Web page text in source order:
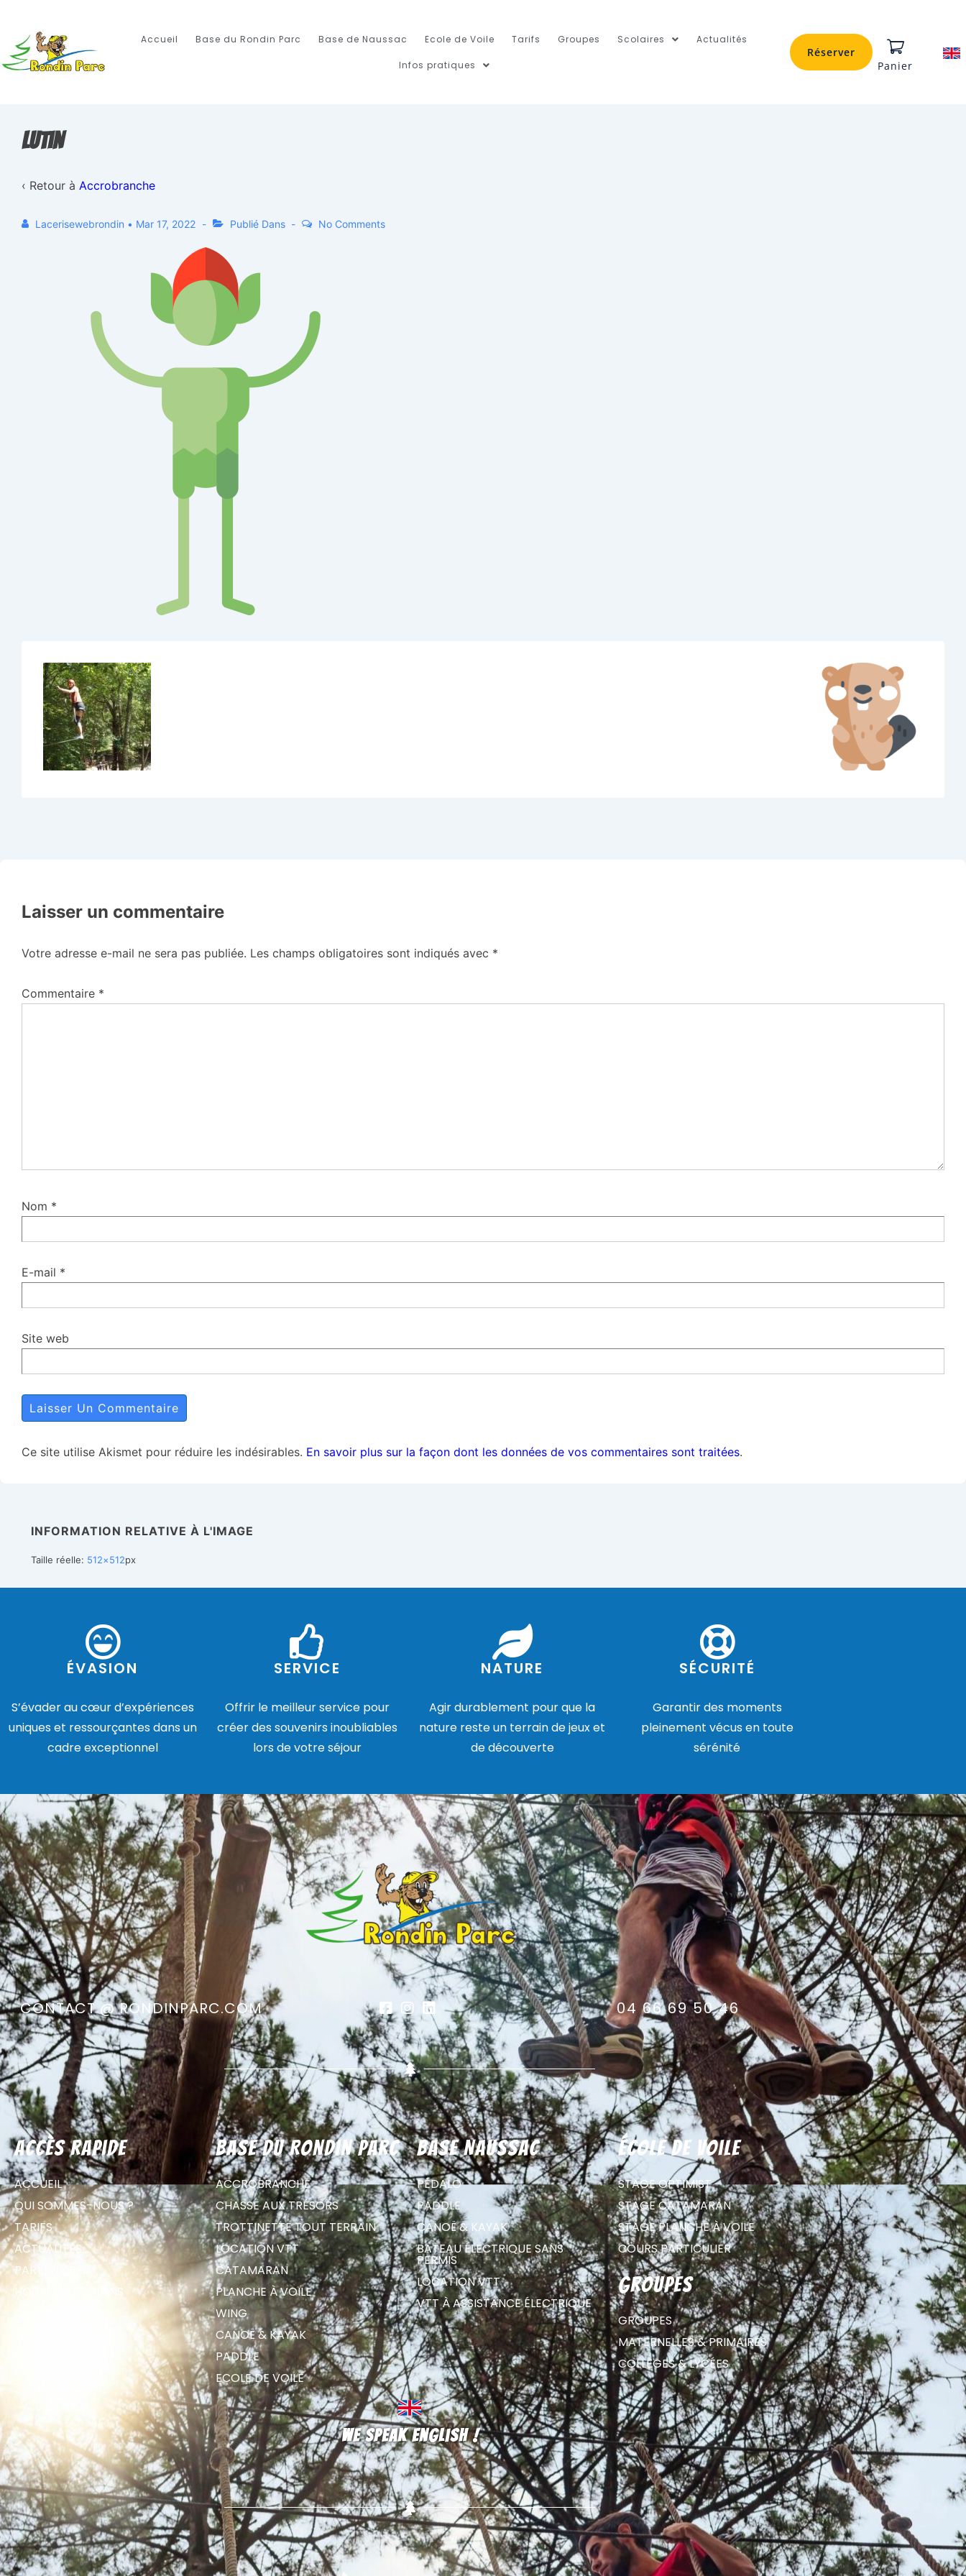
Accueil Base du Rondin Parc Base de Naussac Ecole de Voile Tarifs Groupes Scolaires Actualités
Infos pratiques
Réserver
Panier
lutin
‹ Retour à Accrobranche
Lacerisewebrondin • Mar 17, 2022 Publié Dans No Comments
Laisser un commentaire
Votre adresse e-mail ne sera pas publiée. Les champs obligatoires sont indiqués avec *
Commentaire *
Nom *
E-mail *
Site web
Ce site utilise Akismet pour réduire les indésirables. En savoir plus sur la façon dont les données de vos commentaires sont traitées.
INFORMATION RELATIVE À L'IMAGE
Taille réelle: 512×512px
ÉVASION
S’évader au cœur d’expériences
uniques et ressourçantes dans un
cadre exceptionnel
SERVICE
Offrir le meilleur service pour
créer des souvenirs inoubliables
lors de votre séjour
NATURE
Agir durablement pour que la
nature reste un terrain de jeux et
de découverte
SÉCURITÉ
Garantir des moments
pleinement vécus en toute
sérénité
CONTACT @ RONDINPARC.COM 04 66 69 50 46
Accès rapide
ACCUEIL
QUI SOMMES-NOUS ?
TARIFS
ACTUALITÉS
PARTENAIRES
HORAIRES ET PLANS
Base du Rondin parc
ACCROBRANCHE
CHASSE AUX TRÉSORS
TROTTINETTE TOUT TERRAIN
LOCATION VTT
CATAMARAN
PLANCHE À VOILE
WING
CANOË & KAYAK
PADDLE
ECOLE DE VOILE
Base Naussac
PÉDALO
PADDLE
CANOË & KAYAK
BATEAU ÉLECTRIQUE SANS
PERMIS
LOCATION VTT
VTT À ASSISTANCE ÉLECTRIQUE
école de voile
STAGE OPTIMIST
STAGE CATAMARAN
STAGE PLANCHE À VOILE
COURS PARTICULIER
groupes
GROUPES
MATERNELLES & PRIMAIRES
COLLÈGES & LYCÉES
We speak english !